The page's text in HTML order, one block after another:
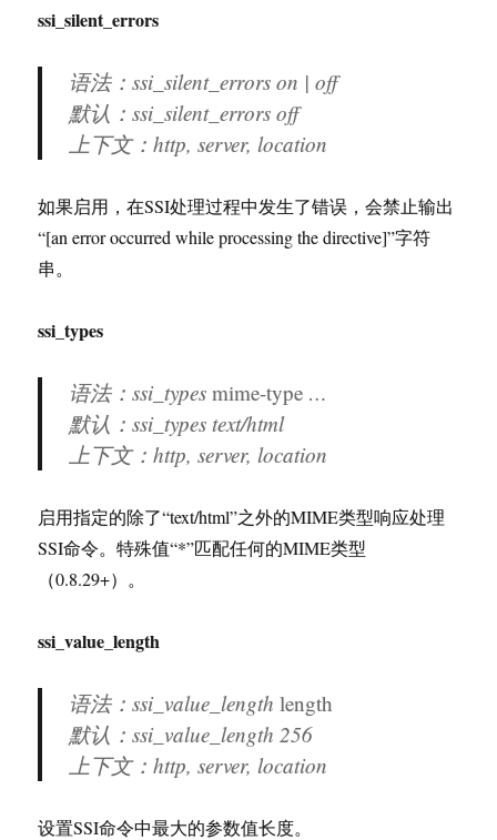
ssi_silent_errors
语法：ssi_silent_errors on | off
默认：ssi_silent_errors off
上下文：http, server, location
如果启用，在SSI处理过程中发生了错误，会禁止输出
“[an error occurred while processing the directive]”字符
串。
ssi_types
语法：ssi_typesmime-type …
默认：ssi_types text/html
上下文：http, server, location
启用指定的除了“text/html”之外的MIME类型响应处理
SSI命令。特殊值“*”匹配任何的MIME类型
（0.8.29+）。
ssi_value_length
语法：ssi_value_lengthlength
默认：ssi_value_length 256
上下文：http, server, location
设置SSI命令中最大的参数值长度。